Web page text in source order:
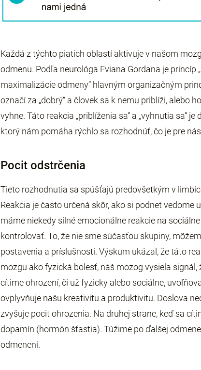
Každá z týchto piatich oblastí aktivuje v našom
odmenu. Podľa neurológa Eviana Gordana je princíp
maximalizácie odmeny“ hlavným organizačným
označí za „dobrý“ a človek sa k nemu priblíži, alebo
vyhne. Táto reakcia „priblíženia sa“ a „vyhnutia sa“
ktorý nám pomáha rýchlo sa rozhodnúť, čo je pre
Pocit odstrčenia
Tieto rozhodnutia sa spúšťajú predovšetkým v
Reakcia je často určená skôr, ako si podnet vedome
máme niekedy silné emocionálne reakcie na
kontrolovať. To, že nie sme súčasťou skupiny,
postavenia a príslušnosti. Výskum ukázal, že táto
mozgu ako fyzická bolesť, náš mozog vysiela signál,
cítime ohrození, či už fyzicky alebo sociálne,
ovplyvňuje našu kreativitu a produktivitu. Doslova
zvyšuje pocit ohrozenia. Na druhej strane, keď sa
dopamín (hormón šťastia). Túžime po ďalšej
odmenení.